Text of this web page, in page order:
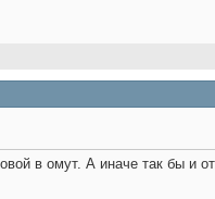
в омут. А иначе так бы и